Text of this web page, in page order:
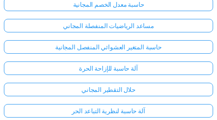
حاسبة معدل الخصم المجانية
مساعد الرياضيات المنفصلة المجاني
حاسبة المتغير العشوائي المنفصل المجانية
آلة حاسبة للإزاحة الحرة
حلال التقطير المجاني
آلة حاسبة لنظرية التباعد الحر